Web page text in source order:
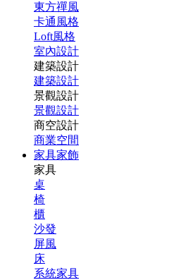
東方禪風
卡通風格
Loft風格
室內設計
建築設計
建築設計
景觀設計
景觀設計
商空設計
商業空間
家具家飾
家具
桌
椅
櫃
沙發
屏風
床
系統家具